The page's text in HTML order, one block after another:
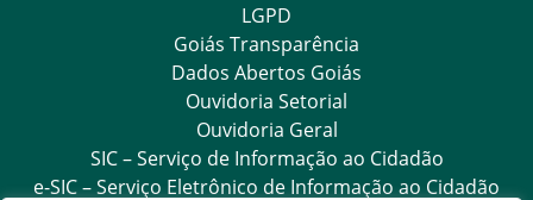
LGPD
Goiás Transparência
Dados Abertos Goiás
Ouvidoria Setorial
Ouvidoria Geral
SIC – Serviço de Informação ao Cidadão
e-SIC – Serviço Eletrônico de Informação ao Cidadão